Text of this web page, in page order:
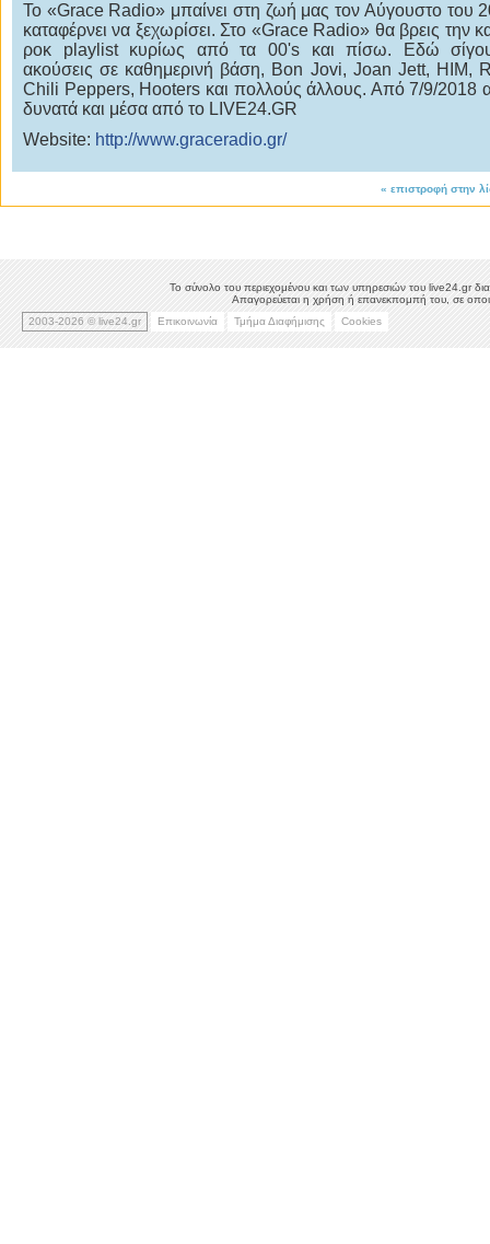
Το «Grace Radio» μπαίνει στη ζωή μας τον Αύγουστο του
καταφέρνει να ξεχωρίσει. Στο «Grace Radio» θα βρεις την
ροκ playlist κυρίως από τα 00's και πίσω. Εδώ
ακούσεις σε καθημερινή βάση, Bon Jovi, Joan Jett, HIM,
Chili Peppers, Hooters και πολλούς άλλους. Από 7/9/2018
δυνατά και μέσα από το LIVE24.GR
Website: http://www.graceradio.gr/
« επιστροφή στην
Το σύνολο του περιεχομένου και των υπηρεσιών του live24.gr
Απαγορεύεται η χρήση ή επανεκπομπή του, σε
2003-2026 © live24.gr
Επικοινωνία Τμήμα Διαφήμισης Cookies